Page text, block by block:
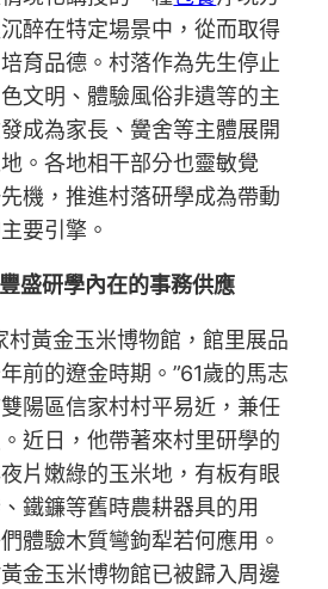
醉在特定場景中，從而取得
育品德。村落作為先生停止
文明、體驗風俗非遺等的主
成為家長、黌舍等主體展開
。各地相干部分也靈敏覺
機，推進村落研學成為帶動
要引擎。
盛研學內在的事務供應
村黃金玉米博物館，館里展品
前的遼金時期。”61歲的馬志
陽區信家村村平易近，兼任
近日，他帶著來村里研學的
片嫩綠的玉米地，有板有眼
鐵鐮等舊時農耕器具的用
體驗木質彎鉤犁若何應用。
金玉米博物館已被歸入周邊